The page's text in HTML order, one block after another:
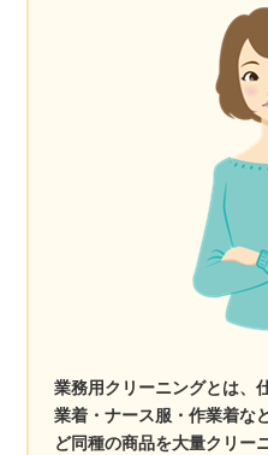
業務用クリーニングとは、
業着・ナース服・作業着な
ど同種の商品を大量クリー